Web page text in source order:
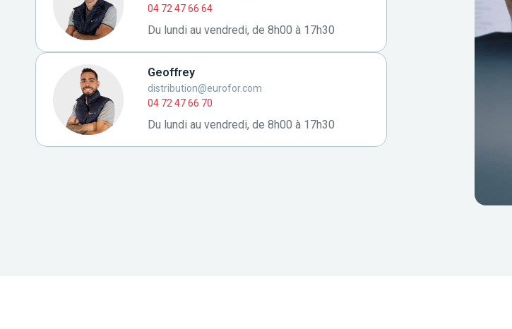
04 72 47 66 64
Du lundi au vendredi, de 8h00 à 17h30
Geoffrey
distribution@eurofor.com
04 72 47 66 70
Du lundi au vendredi, de 8h00 à 17h30